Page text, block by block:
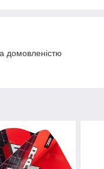
домовленістю